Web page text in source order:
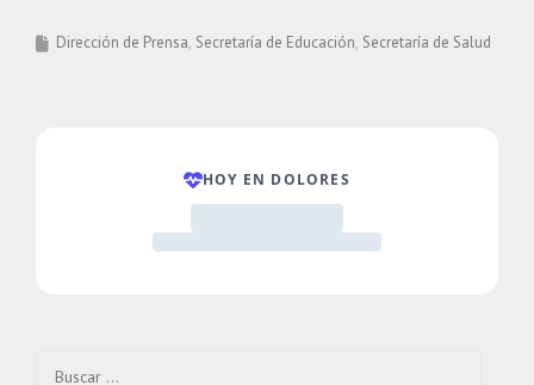
Dirección de Prensa Secretaría de Educación Secretaría de Salud